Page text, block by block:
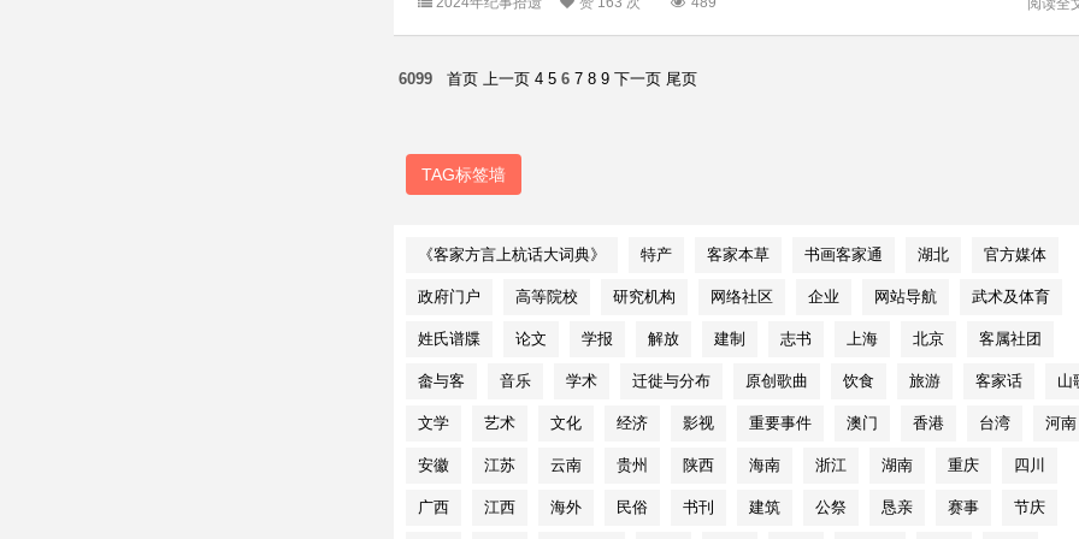
阅读全
6099 首页 上一页 4 5 6 7 8 9 下一页 尾页
TAG标签墙
《客家方言上杭话大词典》 特产 客家本草 书画客家通 湖北 官方媒体
政府门户 高等院校 研究机构 网络社区 企业 网站导航 武术及体育
姓氏谱牒 论文 学报 解放 建制 志书 上海 北京 客属社团
畲与客 音乐 学术 迁徙与分布 原创歌曲 饮食 旅游 客家话 山
文学 艺术 文化 经济 影视 重要事件 澳门 香港 台湾 河南
安徽 江苏 云南 贵州 陕西 海南 浙江 湖南 重庆 四川
广西 江西 海外 民俗 书刊 建筑 公祭 恳亲 赛事 节庆